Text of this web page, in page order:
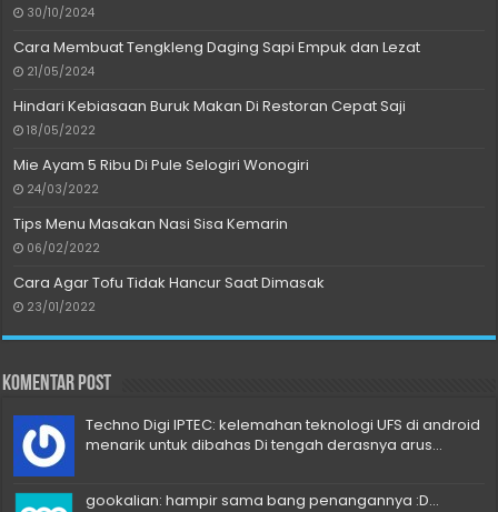
30/10/2024
Cara Membuat Tengkleng Daging Sapi Empuk dan Lezat
21/05/2024
Hindari Kebiasaan Buruk Makan Di Restoran Cepat Saji
18/05/2022
Mie Ayam 5 Ribu Di Pule Selogiri Wonogiri
24/03/2022
Tips Menu Masakan Nasi Sisa Kemarin
06/02/2022
Cara Agar Tofu Tidak Hancur Saat Dimasak
23/01/2022
Komentar Post
Techno Digi IPTEC: kelemahan teknologi UFS di android
menarik untuk dibahas Di tengah derasnya arus...
gookalian: hampir sama bang penangannya :D...